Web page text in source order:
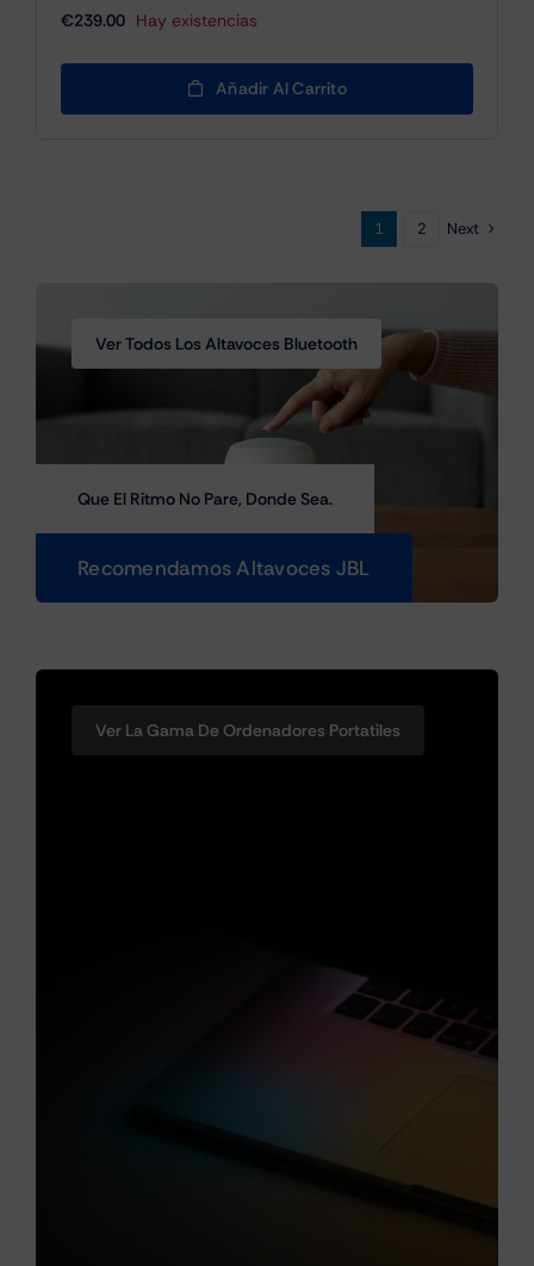
€239.00 Hay existencias
Añadir Al Carrito
1 2 Next
Ver Todos Los Altavoces Bluetooth
Que El Ritmo No Pare, Donde Sea.
Recomendamos Altavoces JBL
Ver La Gama De Ordenadores Portatiles